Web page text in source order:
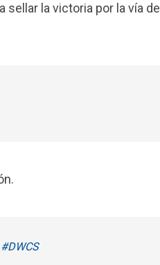
la victoria por la vía del
#DWCS